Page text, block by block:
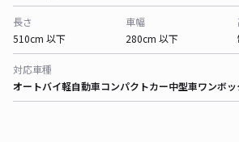
長さ
510cm 以下
車幅
280cm 以下
対応車種
オートバイ軽自動車コンパクトカー中型車ワンボッ